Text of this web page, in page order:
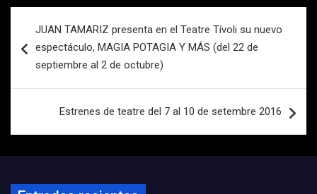
de
entradas
JUAN TAMARIZ presenta en el Teatre Tívoli su nuevo
espectáculo, MAGIA POTAGIA Y MÁS (del 22 de
septiembre al 2 de octubre)
Estrenes de teatre del 7 al 10 de setembre 2016